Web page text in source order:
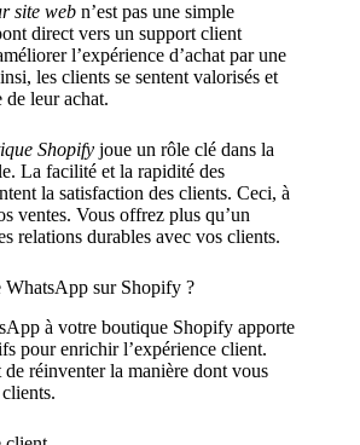
site web n’est pas une simple
direct vers un support client
l’expérience d’achat par une
les clients se sentent valorisés et
de leur achat.
Shopify joue un rôle clé dans la
La facilité et la rapidité des
la satisfaction des clients. Ceci, à
ventes. Vous offrez plus qu’un
relations durables avec vos clients.
WhatsApp sur Shopify ?
à votre boutique Shopify apporte
pour enrichir l’expérience client.
réinventer la manière dont vous